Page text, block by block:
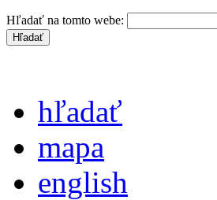
Hľadať na tomto webe:
hľadať
mapa
english